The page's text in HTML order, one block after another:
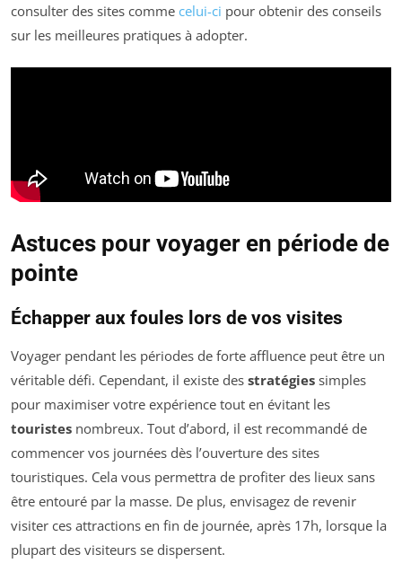
consulter des sites comme celui-ci pour obtenir des conseils
sur les meilleures pratiques à adopter.
Astuces pour voyager en période de
pointe
Échapper aux foules lors de vos visites
Voyager pendant les périodes de forte affluence peut être un
véritable défi. Cependant, il existe des stratégies simples
pour maximiser votre expérience tout en évitant les
touristes nombreux. Tout d’abord, il est recommandé de
commencer vos journées dès l’ouverture des sites
touristiques. Cela vous permettra de profiter des lieux sans
être entouré par la masse. De plus, envisagez de revenir
visiter ces attractions en fin de journée, après 17h, lorsque la
plupart des visiteurs se dispersent.